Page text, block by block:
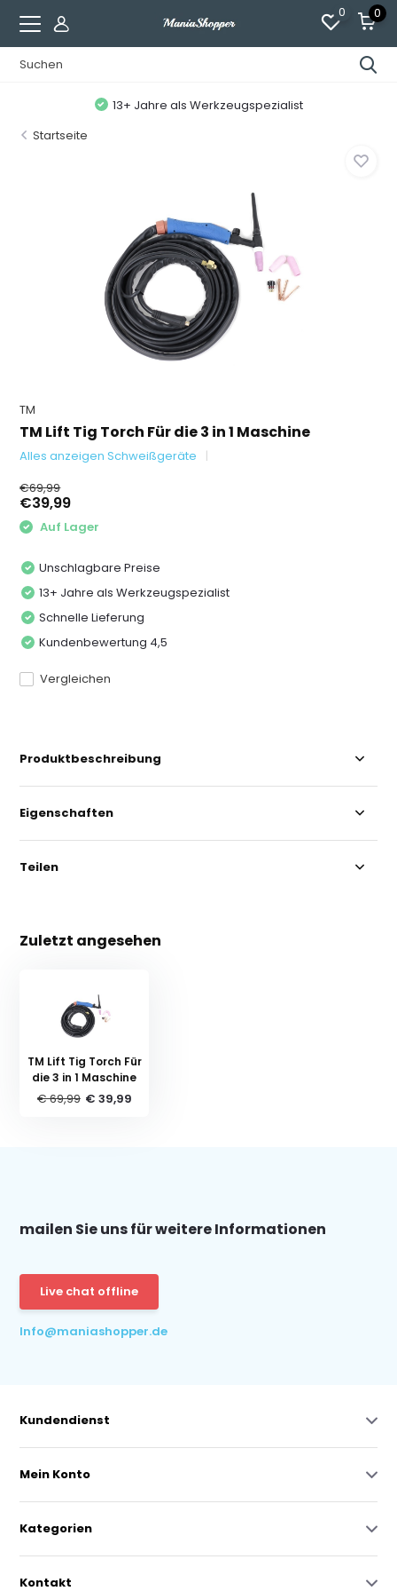
0 0
13+ Jahre als Werkzeugspezialist
Startseite
TM
TM Lift Tig Torch Für die 3 in 1 Maschine
Alles anzeigen Schweißgeräte
€69,99
€39,99
Auf Lager
Unschlagbare Preise
13+ Jahre als Werkzeugspezialist
Schnelle Lieferung
Kundenbewertung 4,5
Vergleichen
Produktbeschreibung
Eigenschaften
Teilen
Zuletzt angesehen
TM Lift Tig Torch Für
die 3 in 1 Maschine
€ 69,99 € 39,99
mailen Sie uns für weitere Informationen
Live chat offline
Info@maniashopper.de
Kundendienst
Mein Konto
Kategorien
Kontakt